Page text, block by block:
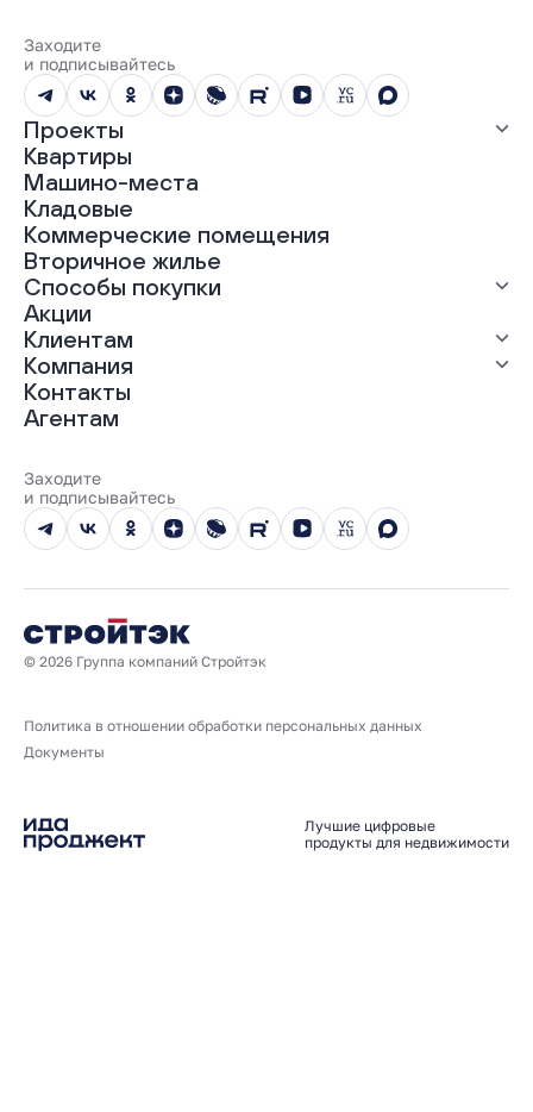
Заходите
и подписывайтесь
Проекты
Все проекты
ЖК «Абрикос»
ЖК «Гравитация»
ЖК «Грин Гарден»
ЖК «Динамика»
ЖК «Мохито»
ЖК «Современник»
ЖК «Янтарная долина»
Квартиры
Машино-места
Кладовые
Коммерческие помещения
Вторичное жилье
Способы покупки
Выгодная ипотека
Рассрочка
Материнский капитал
Трейд-ин
100% оплата
Акции
Клиентам
Ход строительства
Документы
Выдача ключей
Компания
О нас
Карьера
Реализованные проекты
Вопросы и ответы
Новости
Юбилейный год
Контакты
Агентам
Заходите
и подписывайтесь
© 2026 Группа компаний Стройтэк
Политика в отношении обработки персональных данных
Документы
Лучшие цифровые
продукты для недвижимости